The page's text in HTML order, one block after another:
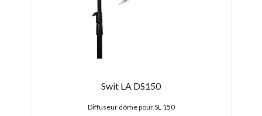
Swit LA DS150
Diffuseur dôme pour SL 150